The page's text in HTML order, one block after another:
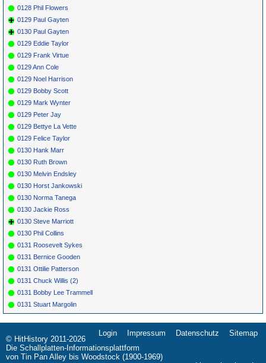
0128 Phil Flowers
0129 Paul Gayten
0130 Paul Gayten
0129 Eddie Taylor
0129 Frank Virtue
0129 Ann Cole
0129 Noel Harrison
0129 Bobby Scott
0129 Mark Wynter
0129 Peter Jay
0129 Bettye La Vette
0129 Felice Taylor
0130 Hank Marr
0130 Ruth Brown
0130 Melvin Endsley
0130 Horst Jankowski
0130 Norma Tanega
0130 Jackie Ross
0130 Steve Marriott
0130 Phil Collins
0131 Roosevelt Sykes
0131 Bernice Gooden
0131 Ottilie Patterson
0131 Chuck Willis (2)
0131 Bobby Lee Trammell
0131 Stuart Margolin
Navigation
überspringen
Login Impressum Datenschutz Sitemap
© HitHistory 2011-2026
Die Schallplatten-Informationsplattform
von Tin Pan Alley bis Woodstock (1900-1969)